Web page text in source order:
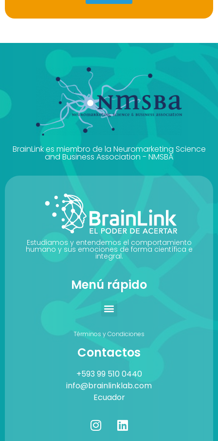
BrainLink es miembro de la Neuromarketing Science
and Business Association - NMSBA
Estudiamos y entendemos el comportamiento
humano y sus emociones de forma científica e
integral.
Menú rápido
Términos y Condiciones
Contactos
+593 99 510 0440
info@brainlinklab.com
Ecuador